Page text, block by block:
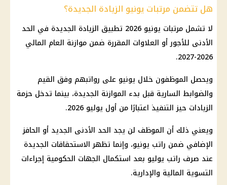
هل تتضمن مرتبات يونيو الزيادة الجديدة؟
لا تشمل مرتبات يونيو 2026 تطبيق الزيادة الجديدة في الحد
الأدنى للأجور أو العلاوات المقررة ضمن موازنة العام المالي
2026-2027.
ويحصل الموظفون خلال يونيو على رواتبهم وفق القيم
والضوابط السارية قبل بدء الموازنة الجديدة، بينما تدخل حزمة
الزيادات حيز التنفيذ اعتبارًا من أول يوليو 2026.
ويعني ذلك أن الموظف لن يجد الحد الأدنى الجديد أو الحافز
الإضافي ضمن راتب يونيو، وإنما تظهر الاستحقاقات الجديدة
عند صرف راتب يوليو بعد استكمال الجهات الحكومية إجراءات
التسوية المالية والإدارية.